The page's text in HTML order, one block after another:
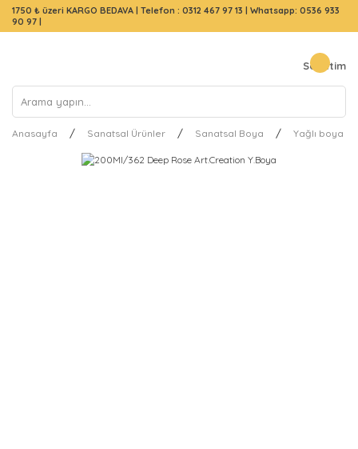
1750 ₺ üzeri KARGO BEDAVA | Telefon : 0312 467 97 13 | Whatsapp: 0536 933
90 97 |
Sepetim
Anasayfa Sanatsal Ürünler Sanatsal Boya Yağlı boya